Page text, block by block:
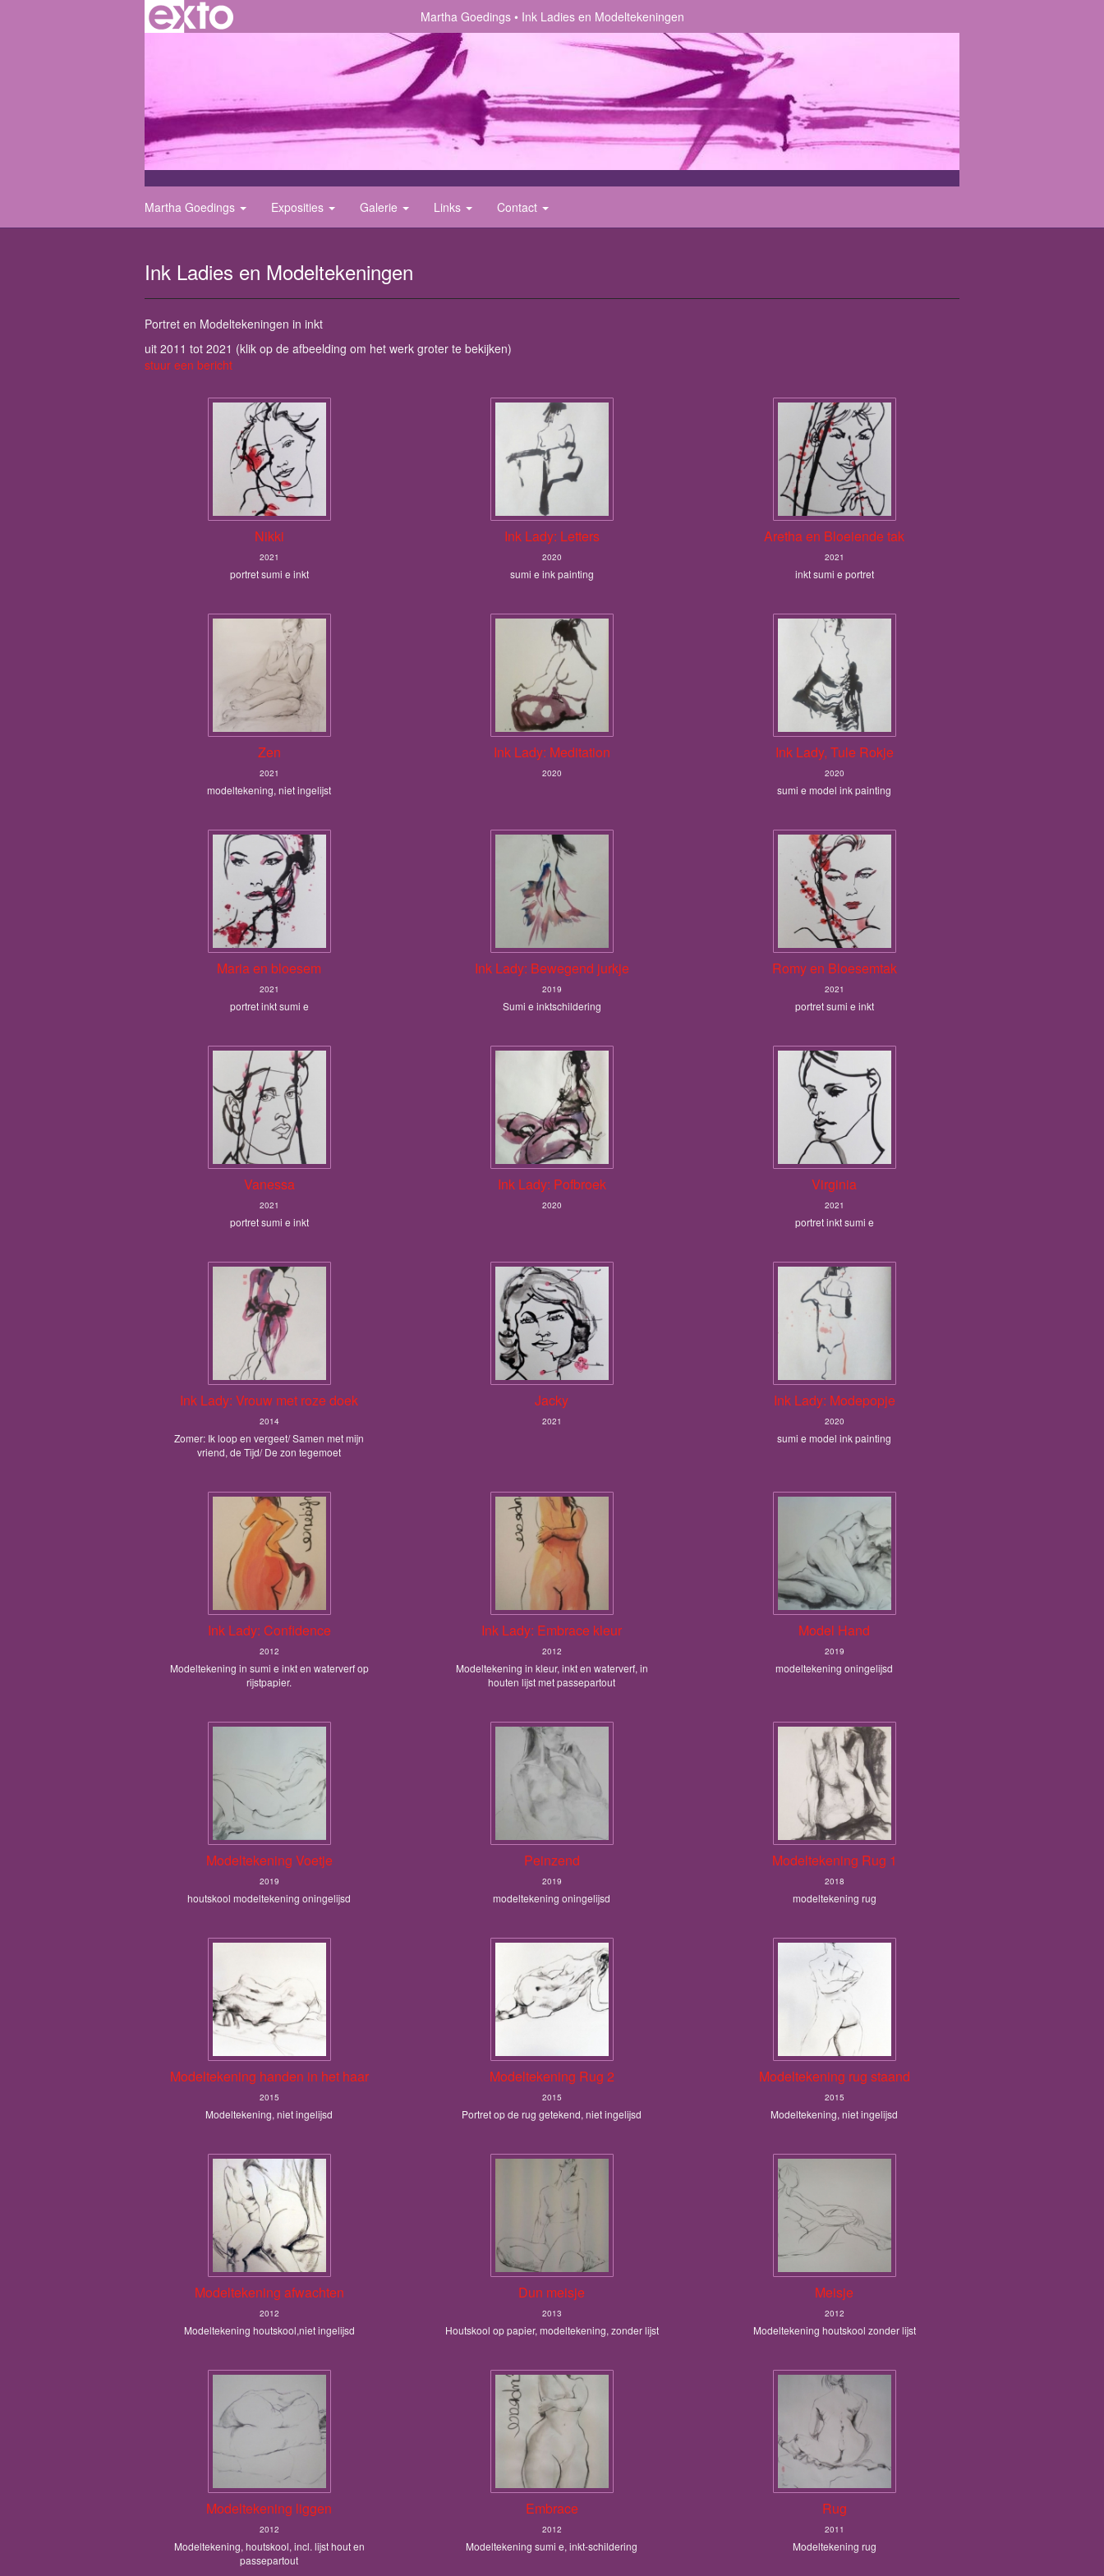
Martha Goedings Ink Ladies en Modeltekeningen
Martha Goedings Exposities Galerie Links Contact
Ink Ladies en Modeltekeningen
Portret en Modeltekeningen in inkt
uit 2011 tot 2021 (klik op de afbeelding om het werk groter te bekijken)
stuur een bericht
Nikki
2021
portret sumi e inkt
Ink Lady: Letters
2020
sumi e ink painting
Aretha en Bloeiende tak
2021
inkt sumi e portret
Zen
2021
modeltekening, niet ingelijst
Ink Lady: Meditation
2020
Ink Lady, Tule Rokje
2020
sumi e model ink painting
Maria en bloesem
2021
portret inkt sumi e
Ink Lady: Bewegend jurkje
2019
Sumi e inktschildering
Romy en Bloesemtak
2021
portret sumi e inkt
Vanessa
2021
portret sumi e inkt
Ink Lady: Pofbroek
2020
Virginia
2021
portret inkt sumi e
Ink Lady: Vrouw met roze doek
2014
Zomer: Ik loop en vergeet/ Samen met mijn
vriend, de Tijd/ De zon tegemoet
Jacky
2021
Ink Lady: Modepopje
2020
sumi e model ink painting
Ink Lady: Confidence
2012
Modeltekening in sumi e inkt en waterverf op
rijstpapier.
Ink Lady: Embrace kleur
2012
Modeltekening in kleur, inkt en waterverf, in
houten lijst met passepartout
Model Hand
2019
modeltekening oningelijsd
Modeltekening Voetje
2019
houtskool modeltekening oningelijsd
Peinzend
2019
modeltekening oningelijsd
Modeltekening Rug 1
2018
modeltekening rug
Modeltekening handen in het haar
2015
Modeltekening, niet ingelijsd
Modeltekening Rug 2
2015
Portret op de rug getekend, niet ingelijsd
Modeltekening rug staand
2015
Modeltekening, niet ingelijsd
Modeltekening afwachten
2012
Modeltekening houtskool,niet ingelijsd
Dun meisje
2013
Houtskool op papier, modeltekening, zonder lijst
Meisje
2012
Modeltekening houtskool zonder lijst
Modeltekening liggen
2012
Modeltekening, houtskool, incl. lijst hout en
passepartout
Embrace
2012
Modeltekening sumi e, inkt-schildering
Rug
2011
Modeltekening rug